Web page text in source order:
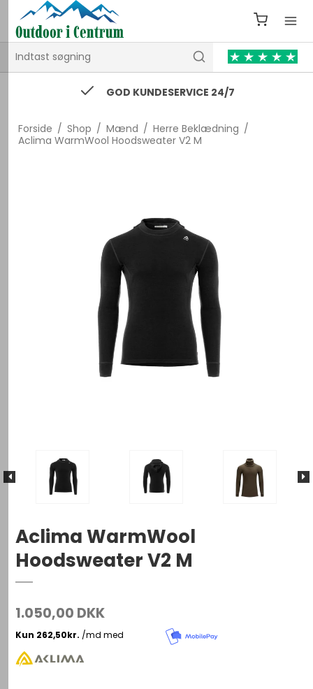
GOD KUNDESERVICE 24/7
Forside / Shop / Mænd / Herre Beklædning /
Aclima WarmWool Hoodsweater V2 M
Aclima WarmWool
Hoodsweater V2 M
1.050,00 DKK